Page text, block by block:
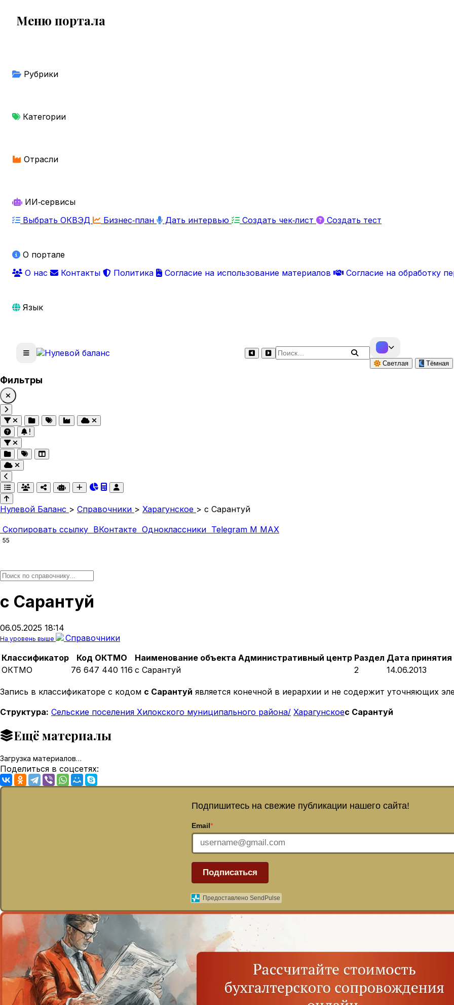
Меню портала
Рубрики
Категории
Отрасли
ИИ‑сервисы
Выбрать ОКВЭД
Бизнес‑план Дать интервью Создать чек‑лист Создать тест
О портале
О нас
Контакты Политика Согласие на использование материалов Согласие на обработку
Язык
Поиск по сайту
Светлая Тёмная
Фильтры
Нулевой Баланс > Справочники > Харагунское > с Сарантуй
Скопировать ссылку ВКонтакте Одноклассники Telegram M MAX
55
с Сарантуй
06.05.2025 18:14
На уровень выше
Справочники
Классификатор
Код ОКТМО Наименование объекта Административный центр Раздел Дата принятия
ОКТМО
76 647 440 116 с Сарантуй 2 14.06.2013
Запись в классификаторе с кодом с Сарантуй является конечной в иерархии и не содержит уточняющих
Структура: Сельские поселения Хилокского муниципального района/ Харагунскоес Сарантуй
Ещё материалы
Загрузка материалов…
Поделиться в соцсетях:
Подпишитесь на свежие публикации нашего сайта!
Email*
Подписаться
Предоставлено SendPulse